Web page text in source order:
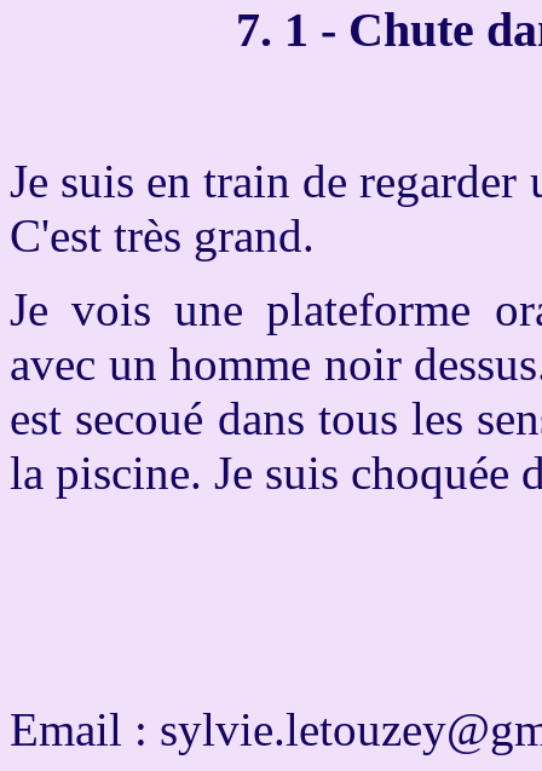
7. 1 - Chute
Je suis en train de
C'est très grand.
Je vois une plateforme
avec un homme noir
est secoué dans tous les
la piscine. Je suis choquée
Email :